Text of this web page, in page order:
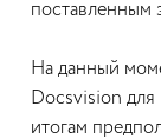
поставленным
На данный
Docsvision для
итогам